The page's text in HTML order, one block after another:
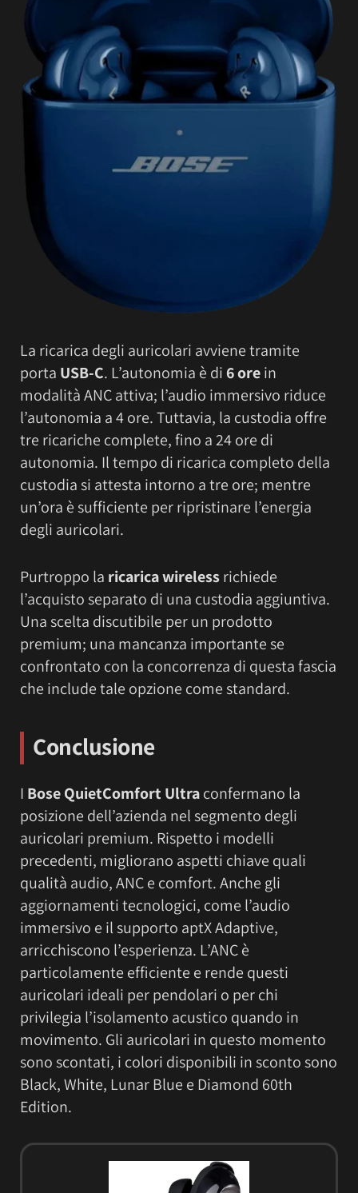
La ricarica degli auricolari avviene tramite
porta USB-C. L’autonomia è di6 orein
modalità ANC attiva; l’audio immersivo riduce
l’autonomia a 4 ore. Tuttavia, la custodia offre
tre ricariche complete, fino a 24 ore di
autonomia. Il tempo di ricarica completo della
custodia si attesta intorno a tre ore; mentre
un’ora è sufficiente per ripristinare l’energia
degli auricolari.
Purtroppo la ricarica wirelessrichiede
l’acquisto separato di una custodia aggiuntiva.
Una scelta discutibile per un prodotto
premium; una mancanza importante se
confrontato con la concorrenza di questa fascia
che include tale opzione come standard.
Conclusione
I Bose QuietComfort Ultraconfermano la
posizione dell’azienda nel segmento degli
auricolari premium. Rispetto i modelli
precedenti, migliorano aspetti chiave quali
qualità audio, ANC e comfort. Anche gli
aggiornamenti tecnologici, come l’audio
immersivo e il supporto aptX Adaptive,
arricchiscono l’esperienza. L’ANC è
particolamente efficiente e rende questi
auricolari ideali per pendolari o per chi
privilegia l’isolamento acustico quando in
movimento. Gli auricolari in questo momento
sono scontati, i colori disponibili in sconto sono
Black, White, Lunar Blue e Diamond 60th
Edition.